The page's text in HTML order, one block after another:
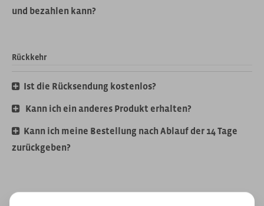
und bezahlen kann?
Rückkehr
Ist die Rücksendung kostenlos?
Kann ich ein anderes Produkt erhalten?
Kann ich meine Bestellung nach Ablauf der 14 Tage
zurückgeben?